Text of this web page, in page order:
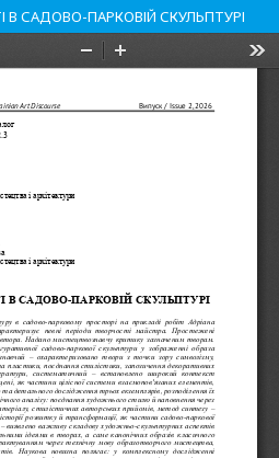
В САДОВО-ПАРКОВІЙ СКУЛЬПТУРІ